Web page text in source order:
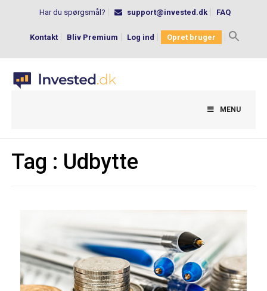
Har du spørgsmål? support@invested.dk FAQ
Kontakt Bliv Premium Log ind Opret bruger
Search
MENU
Tag : Udbytte